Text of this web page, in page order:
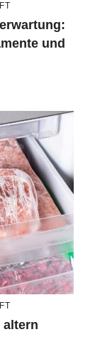
und
altern